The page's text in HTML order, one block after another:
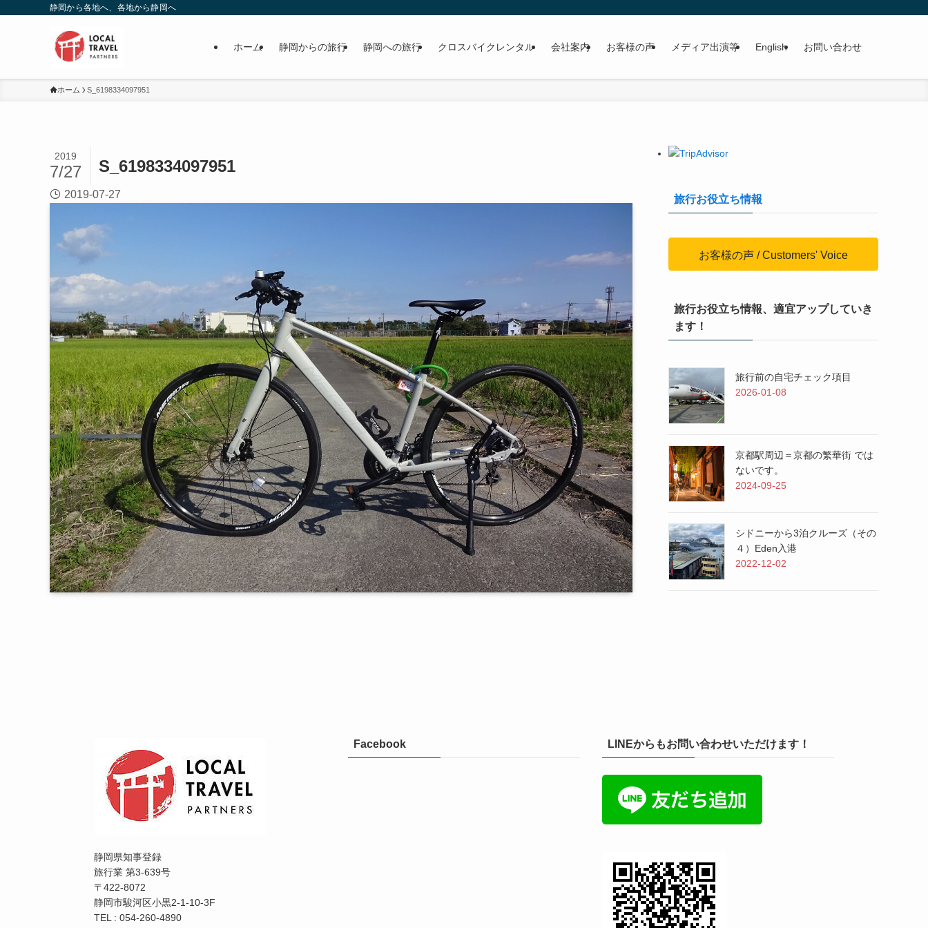
静岡から各地へ、各地から静岡へ
ホーム 静岡からの旅行 静岡への旅行 クロスバイクレンタル 会社案内 お客様の声 メディア出演等 English お問い合わせ
ホーム S_6198334097951
S_6198334097951
2019
7/27
2019-07-27 旅行お役立ち情報
お客様の声 / Customers' Voice
旅行お役立ち情報、適宜アップしていき
ます！
旅行前の自宅チェック項目
2026-01-08
京都駅周辺＝京都の繁華街 では
ないです。
2024-09-25
シドニーから3泊クルーズ（その
４）Eden入港
2022-12-02
静岡県知事登録
旅行業 第3-639号
〒422-8072
静岡市駿河区小黒2-1-10-3F
TEL : 054-260-4890
Facebook LINEからもお問い合わせいただけます！